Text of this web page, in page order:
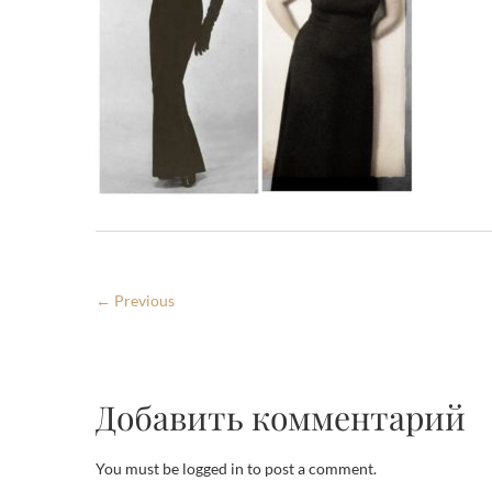
← Previous
Добавить комментарий
You must be logged in to post a comment.